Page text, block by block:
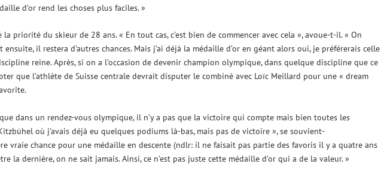
d’or rend les choses plus faciles. »
la priorité du skieur de 28 ans. « En tout cas, c’est bien de commencer avec cela », avoue-t-il. « On
ensuite, il restera d’autres chances. Mais j’ai déjà la médaille d’or en géant alors oui, je préférerais celle
reine. Après, si on a l’occasion de devenir champion olympique, dans quelque discipline que ce
que l’athlète de Suisse centrale devrait disputer le combiné avec Loïc Meillard pour une « dream
dans un rendez-vous olympique, il n’y a pas que la victoire qui compte mais bien toutes les
où j’avais déjà eu quelques podiums là-bas, mais pas de victoire », se souvient-
vraie chance pour une médaille en descente (ndlr: il ne faisait pas partie des favoris il y a quatre ans
la dernière, on ne sait jamais. Ainsi, ce n’est pas juste cette médaille d’or qui a de la valeur. »